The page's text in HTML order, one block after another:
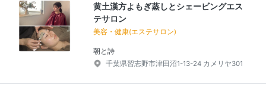
黄土漢方よもぎ蒸しとシェービングエス
テサロン
美容・健康(エステサロン)
朝と詩
千葉県習志野市津田沼1-13-24 カメリヤ301